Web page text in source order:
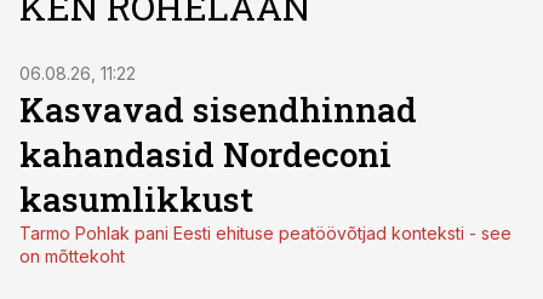
06.08.26, 11:22
Kasvavad sisendhinnad
kahandasid Nordeconi
kasumlikkust
Tarmo Pohlak pani Eesti ehituse peatöövõtjad konteksti - see
on mõttekoht